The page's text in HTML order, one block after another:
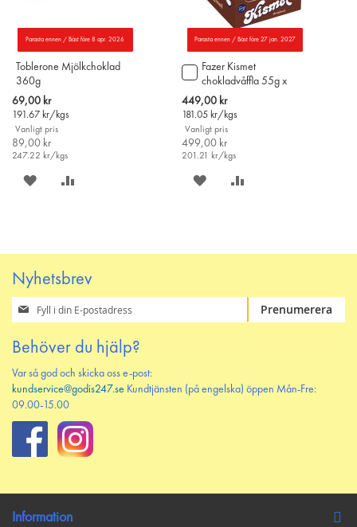
Parasta ennen / Bäst före 8 apr. 2026
Toblerone Mjölkchoklad
360g
Special
Price
69,00 kr
191.67 kr/kgs
Vanligt pris
89,00 kr
247.22 kr/kgs
SPARA
Parasta ennen / Bäst före 27 jan. 2027
Fazer Kismet
chokladvåffla 55g x
45st
Special
Price
449,00 kr
181.05 kr/kgs
Vanligt pris
499,00 kr
201.21 kr/kgs
Lägg
till
varukorgen
SPARA
Nyhetsbrev
Prenumerera
på
nyhetsbrev
Prenumerera
Behöver du hjälp?
Var så god och skicka oss e-post:
kundservice@godis247.se Kundtjänsten (på engelska) öppen Mån-Fre:
09.00-15.00
Information